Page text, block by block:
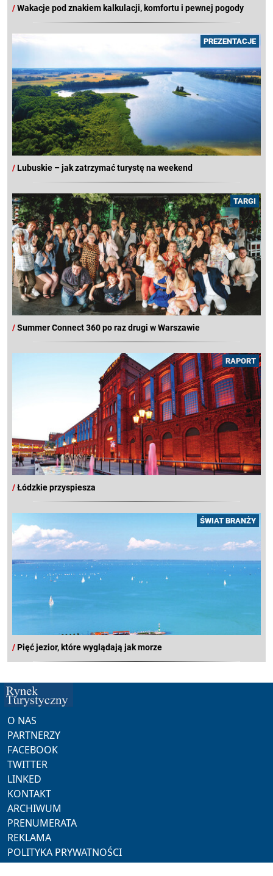
/Wakacje pod znakiem kalkulacji, komfortu i pewnej pogody
PREZENTACJE
/Lubuskie – jak zatrzymać turystę na weekend
TARGI
/Summer Connect 360 po raz drugi w Warszawie
RAPORT
/Łódzkie przyspiesza
ŚWIAT BRANŻY
/Pięć jezior, które wyglądają jak morze
O NAS
PARTNERZY
FACEBOOK
TWITTER
LINKED
KONTAKT
ARCHIWUM
PRENUMERATA
REKLAMA
POLITYKA PRYWATNOŚCI
NASZE SERWISY